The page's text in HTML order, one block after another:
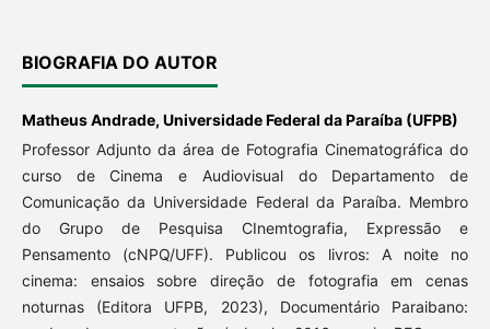
BIOGRAFIA DO AUTOR
Matheus Andrade, Universidade Federal da Paraíba (UFPB)
Professor Adjunto da área de Fotografia Cinematográfica do
curso de Cinema e Audiovisual do Departamento de
Comunicação da Universidade Federal da Paraíba. Membro
do Grupo de Pesquisa CInemtografia, Expressão e
Pensamento (cNPQ/UFF). Publicou os livros: A noite no
cinema: ensaios sobre direção de fotografia em cenas
noturnas (Editora UFPB, 2023), Documentário Paraibano: